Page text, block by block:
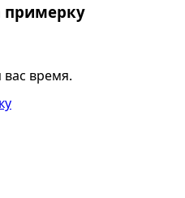
примерку
время.